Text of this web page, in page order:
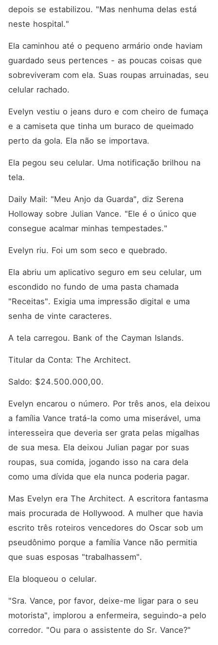
depois se estabilizou. "Mas nenhuma delas está
neste hospital."
Ela caminhou até o pequeno armário onde haviam
guardado seus pertences - as poucas coisas que
sobreviveram com ela. Suas roupas arruinadas, seu
celular rachado.
Evelyn vestiu o jeans duro e com cheiro de fumaça
e a camiseta que tinha um buraco de queimado
perto da gola. Ela não se importava.
Ela pegou seu celular. Uma notificação brilhou na
tela.
Daily Mail: "Meu Anjo da Guarda", diz Serena
Holloway sobre Julian Vance. "Ele é o único que
consegue acalmar minhas tempestades."
Evelyn riu. Foi um som seco e quebrado.
Ela abriu um aplicativo seguro em seu celular, um
escondido no fundo de uma pasta chamada
"Receitas". Exigia uma impressão digital e uma
senha de vinte caracteres.
A tela carregou. Bank of the Cayman Islands.
Titular da Conta: The Architect.
Saldo: $24.500.000,00.
Evelyn encarou o número. Por três anos, ela deixou
a família Vance tratá-la como uma miserável, uma
interesseira que deveria ser grata pelas migalhas
de sua mesa. Ela deixou Julian pagar por suas
roupas, sua comida, jogando isso na cara dela
como uma dívida que ela nunca poderia pagar.
Mas Evelyn era The Architect. A escritora fantasma
mais procurada de Hollywood. A mulher que havia
escrito três roteiros vencedores do Oscar sob um
pseudônimo porque a família Vance não permitia
que suas esposas "trabalhassem".
Ela bloqueou o celular.
"Sra. Vance, por favor, deixe-me ligar para o seu
motorista", implorou a enfermeira, seguindo-a pelo
corredor. "Ou para o assistente do Sr. Vance?"